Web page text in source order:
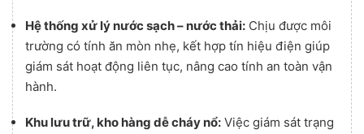
Hệ thống xử lý nước sạch – nước thải: Chịu được môi
trường có tính ăn mòn nhẹ, kết hợp tín hiệu điện giúp
giám sát hoạt động liên tục, nâng cao tính an toàn vận
hành.
Khu lưu trữ, kho hàng dễ cháy nổ: Việc giám sát trạng